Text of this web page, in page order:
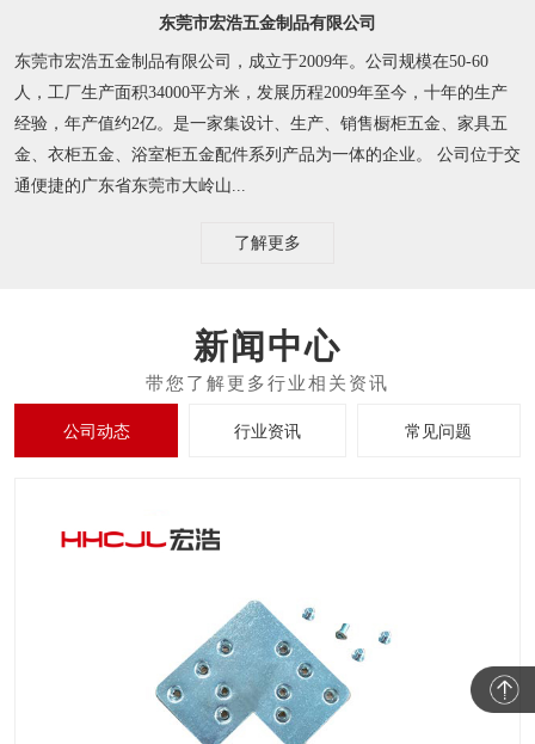
东莞市宏浩五金制品有限公司
东莞市宏浩五金制品有限公司，成立于2009年。公司规模在50-60
人，工厂生产面积34000平方米，发展历程2009年至今，十年的生产
经验，年产值约2亿。是一家集设计、生产、销售橱柜五金、家具五
金、衣柜五金、浴室柜五金配件系列产品为一体的企业。 公司位于交
通便捷的广东省东莞市大岭山...
了解更多
新闻中心
公司动态 行业资讯 常见问题